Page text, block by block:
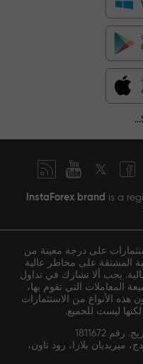
InstaForex brand is a
على درجة معينة من
المشتقة على مخاطر عالية
يجب ألا تشارك في تداول
المعاملات التي تقوم بها،
الأنواع من الاستثمارات
ليست للجميع.
1811672
ميريديان بلازا، رود تاون،